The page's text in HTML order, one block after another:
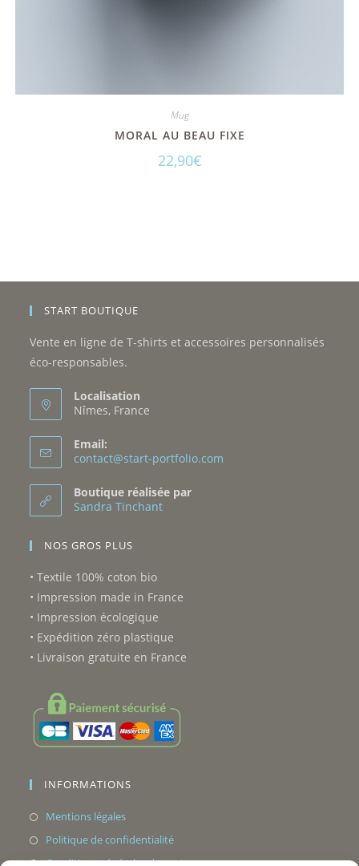
Mug
MORAL AU BEAU FIXE
22,90€
START BOUTIQUE
Vente en ligne de T-shirts et accessoires personnalisés
éco-responsables.
Localisation
Nîmes, France
Email:
contact@start-portfolio.com
Boutique réalisée par
Sandra Tinchant
NOS GROS PLUS
• Textile 100% coton bio
• Impression made in France
• Impression écologique
• Expédition zéro plastique
• Livraison gratuite en France
INFORMATIONS
Mentions légales
Politique de confidentialité
Conditions générales de vente